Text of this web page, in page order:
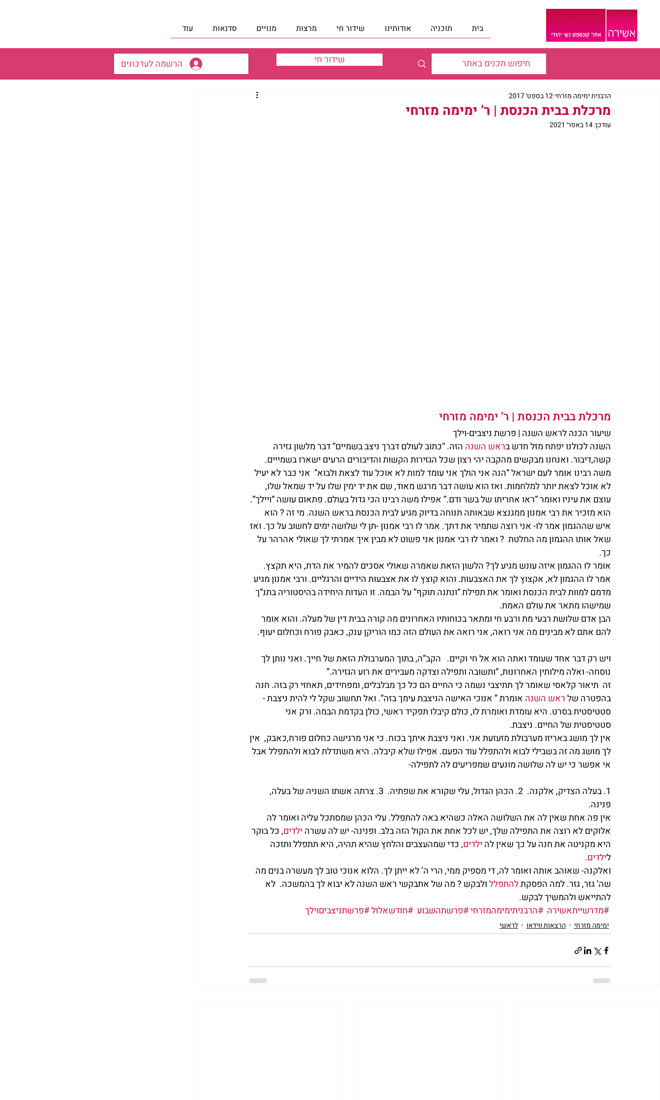
בית תוכניה אודותינו שידור חי מרצות מנויים סדנאות עוד
הרשמה לעדכונים שידור חי
מרכלת בבית הכנסת | ר’ ימימה מזרחי
הרבנית ימימה מזרחי12 בספט׳ 2017
עודכן:14 באפר׳ 2021
מרכלת בבית הכנסת | ר’ ימימה מזרחי
שיעור הכנה לראש השנה | פרשת ניצבים-וילך
השנה לכולנו יפתח מזל חדש בראש השנה הזה. “כתוב לעולם דברך ניצב בשמיים” דבר מלשון גזירה
קשה,דיבור. ואנחנו מבקשים מהקבה יהי רצון שכל הגזירות הקשות והדיבורים הרעים ישארו בשמייים.
משה רבינו אומר לעם ישראל “הנה אני הולך אני עומד למות לא אוכל עוד לצאת ולבוא”  אני כבר לא יעיל
לא אוכל לצאת יותר למלחמות. ואז הוא עושה דבר מרגש מאוד, שם את יד ימין שלו על יד שמאל שלו,
עוצם את עיניו ואומר “ראו אחריתו של בשר ודם.” אפילו משה רבינו הכי גדול בעולם. פתאום עושה “ויילך”.
הוא מזכיר את רבי אמנון ממגנצא שבאותה תנוחה בדיוק מגיע לבית הכנסת בראש השנה. מי זה ? הוא
איש שההגמון אמר לו- אני רוצה שתמיר את דתך. אמר לו רבי אמנון -תן לי שלושה ימים לחשוב על כך. ואז
שאל אותו ההגמון מה החלטת  ? ואמר לו רבי אמנון אני פשוט לא מבין איך אמרתי לך שאולי אהרהר על
כך.
אומר לו ההגמון איזה עונש מגיע לך? הלשון הזאת שאמרה שאולי אסכים להמיר את הדת, היא תקצץ.
אמר לו ההגמון לא, אקצוץ לך את האצבעות. והוא קוצץ לו את אצבעות הידיים והרגליים. ורבי אמנון מגיע
מדמם למוות לבית הכנסת ואומר את תפילת “ונתנה תוקף” על הבמה. זו העדות היחידה בהיסטוריה בתנ”ך
שמישהו מתאר את עולם האמת.
הבן אדם שלושת רבעי מת ורבע חי ומתאר בכוחותיו האחרונים מה קורה בבית דין של מעלה. והוא אומר
להם אתם לא מבינים מה אני רואה, אני רואה את העולם הזה כמו הוריקן ענק, כאבק פורח וכחלום יעוף.
ויש רק דבר אחד שעומד ואתה הוא אל חי וקיים.   הקב”ה, בתוך המערבולת הזאת של חייך. ואני נותן לך
נוסחה- ואלה מילותין האחרונות, “ותשובה ותפילה וצדקה מעבירים את רוע הגזירה.”
זה  תיאור קלאסי שאומר לך תתיצבי נשמה כי החיים הם כל כך מבלבלים, ומפחידים, תאחזי רק בזה. חנה
בהפטרה של ראש השנה אומרת ” אנוכי האישה הניצבת עימך בזה”. ואל תחשוב שקל לי להית ניצבת -
סטטיסטית בסרט. היא עומדת ואומרת לו, כולם קיבלו תפקיד ראשי, כולן בקדמת הבמה. ורק אני
סטטיסטית של החיים. ניצבת.
אין לך מושג באריזו מערבולת מזעזעת אני. ואני ניצבת איתך בכוח. כי אני מרגישה כחלום פורח,כאבק,  אין
לך מושג מה זה בשבילי לבוא ולהתפלל עוד הפעם. אפילו שלא קיבלה. היא משתדלת לבוא ולהתפלל אבל
אי אפשר כי יש לה שלושה מונעים שמפריעים לה לתפילה-
1. בעלה הצדיק, אלקנה.  2. הכהן הגדול, עלי שקורא את שפתיה.  3. צרתה אשתו השניה של בעלה,
פנינה.
אין פה אחת שאין לה את השלושה האלה כשהיא באה להתפלל. עלי הכהן שמסתכל עליה ואומר לה
אלוקים לא רוצה את התפילה שלך, יש לכל אחת את הקול הזה בלב. ופנינה- יש לה עשרה ילדים, כל בוקר
היא מקניטה את חנה על כך שאין לה ילדים, כדי שמהעצבים והלחץ שהיא תהיה, היא תתפלל ותזכה
לילדים.
ואלקנה- שאוהב אותה ואומר לה, די מספיק ממי, הרי ה’ לא ייתן לך. הלוא אנוכי טוב לך מעשרה בנים מה
שה’ גזר, גזר. למה הפסקת להתפלל ולבקש ? מה של אתבקשי ראש השנה לא יבוא לך בהמשכה.  לא
להתייאש ולהמשיך לבקש.
#מדרשייתאשירה #הרבניתימימהמזרחי#פרשתהשבוע #חודשאלול#פרשתניצביםוילך
ימימה מזרחי הרצאות ווידאו לראשי